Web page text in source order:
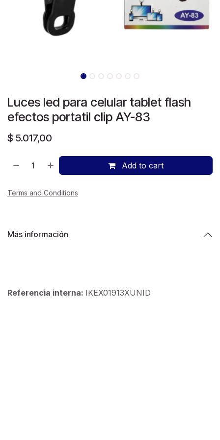
Luces led para celular tablet flash
efectos portatil clip AY-83
$ 5.017,00
Add to cart
Terms and Conditions
Más información
Referencia interna: IKEX01913XUNID